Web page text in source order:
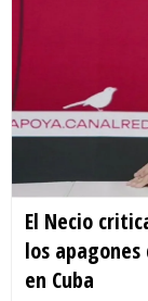
El Necio
los
en Cuba